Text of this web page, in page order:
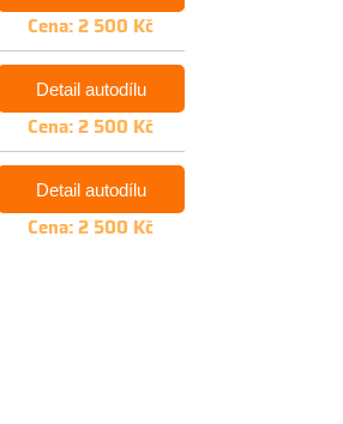
Cena: 2 500 Kč
Detail autodílu
Cena: 2 500 Kč
Detail autodílu
Cena: 2 500 Kč